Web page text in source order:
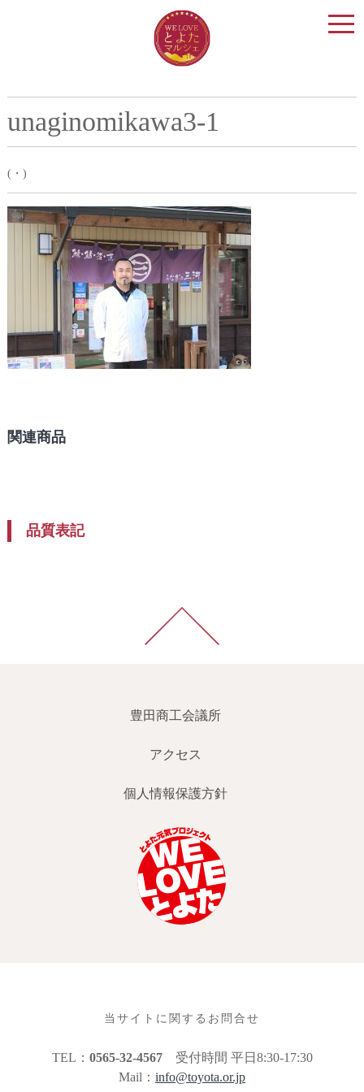
unaginomikawa3-1
(・)
関連商品
品質表記
豊田商工会議所
アクセス
個人情報保護方針
当サイトに関するお問合せ
TEL： 0565-32-4567受付時間 平日8:30-17:30
Mail： info@toyota.or.jp